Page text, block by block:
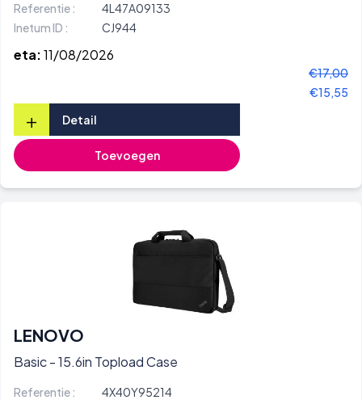
Referentie :
4L47A09133
Inetum ID :
CJ944
eta:11/08/2026
€17,00
€15,55
+ Detail
Toevoegen
LENOVO
Basic - 15.6in Topload Case
Referentie :
4X40Y95214